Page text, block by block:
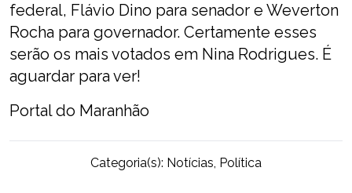
federal, Flávio Dino para senador e Weverton
Rocha para governador. Certamente esses
serão os mais votados em Nina Rodrigues. É
aguardar para ver!
Portal do Maranhão
Categoria(s): Notícias, Política